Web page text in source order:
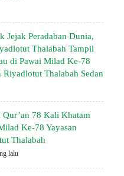
Jejak Peradaban Dunia,
Thalabah Tampil
di Pawai Milad Ke-78
Riyadlotut Thalabah Sedan
78 Kali Khatam
Ke-78 Yayasan
Thalabah
lalu